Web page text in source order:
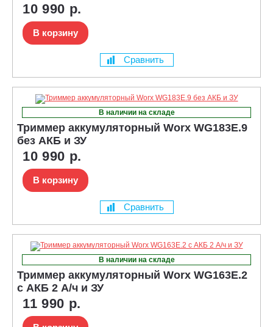
10 990 р.
В корзину
Сравнить
В наличии на складе
Триммер аккумуляторный Worx WG183E.9
без АКБ и ЗУ
10 990 р.
В корзину
Сравнить
В наличии на складе
Триммер аккумуляторный Worx WG163E.2
с АКБ 2 А/ч и ЗУ
11 990 р.